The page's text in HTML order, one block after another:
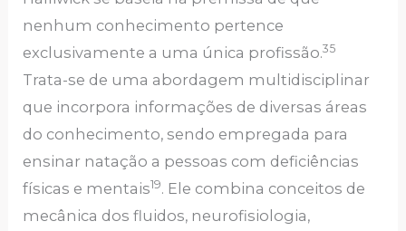
nenhum conhecimento pertence
exclusivamente a uma única profissão.35
Trata-se de uma abordagem multidisciplinar
que incorpora informações de diversas áreas
do conhecimento, sendo empregada para
ensinar natação a pessoas com deficiências
físicas e mentais19. Ele combina conceitos de
mecânica dos fluidos, neurofisiologia,